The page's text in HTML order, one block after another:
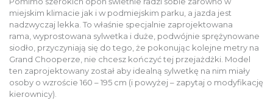
miejskim klimacie jak i w podmiejskim parku, a jazda jest
nadzwyczaj lekka. To właśnie specjalnie zaprojektowana
rama, wyprostowana sylwetka i duże, podwójnie sprężynowane
siodło, przyczyniają się do tego, że pokonując kolejne metry na
Grand Chooperze, nie chcesz kończyć tej przejażdżki. Model
ten zaprojektowany został aby idealną sylwetkę na nim miały
osoby o wzroście 160 – 195 cm (i powyżej – zapytaj o modyfikację
kierownicy).